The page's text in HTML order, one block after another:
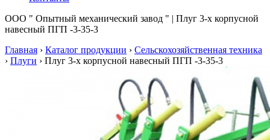
ООО " Опытный механический завод " | Плуг 3-х корпусной
навесный ПГП -3-35-3
Главная › Каталог продукции › Сельскохозяйственная техника
› Плуги › Плуг 3-х корпусной навесный ПГП -3-35-3